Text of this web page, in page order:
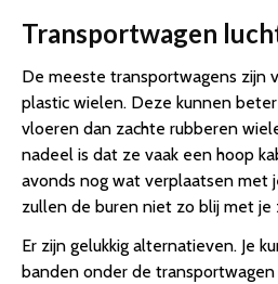
Transportwagen
De meeste transportwagens zijn
plastic wielen. Deze kunnen
vloeren dan zachte rubberen
nadeel is dat ze vaak een hoop
avonds nog wat verplaatsen met
zullen de buren niet zo blij met je
Er zijn gelukkig alternatieven. Je
banden onder de